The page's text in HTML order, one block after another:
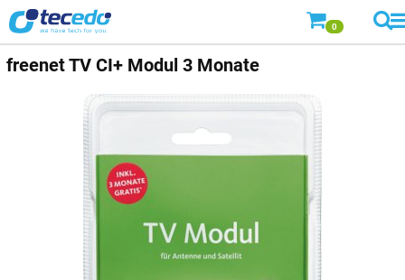
0
freenet TV CI+ Modul 3 Monate